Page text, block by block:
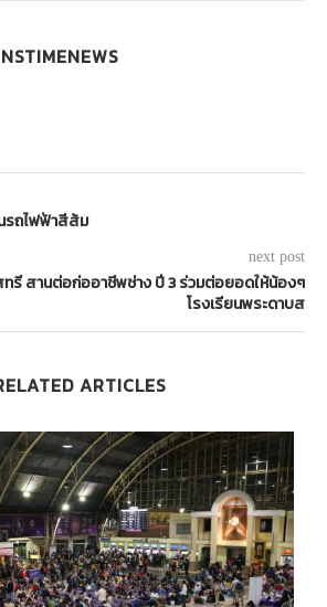
รถไฟฟ้าสีส้ม
next post
รี สานต่อก่ออาชีพช่าง ปี 3 ร่วมต่อยอดให้น้องๆ
โรงเรียนพระดาบส
ARTICLES